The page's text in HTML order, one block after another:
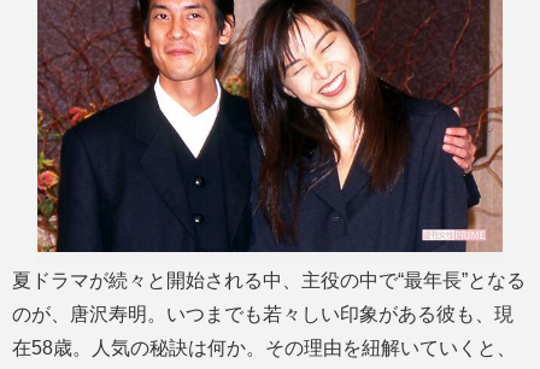
夏ドラマが続々と開始される中、主役の中で“最年長”となる
のが、唐沢寿明。いつまでも若々しい印象がある彼も、現
在58歳。人気の秘訣は何か。その理由を紐解いていくと、